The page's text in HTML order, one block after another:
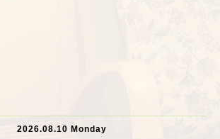
2026.08.10 Monday